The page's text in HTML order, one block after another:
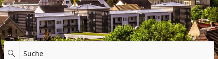
Suche